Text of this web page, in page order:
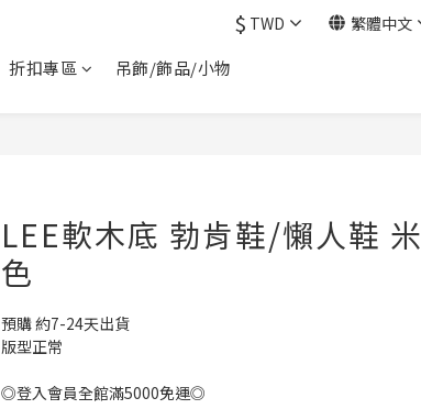
$ TWD 繁體中文
折扣專區 吊飾/飾品/小物
LEE軟木底 勃肯鞋/懶人鞋 米
色
預購 約7-24天出貨
版型正常
◎登入會員全館滿5000免運◎